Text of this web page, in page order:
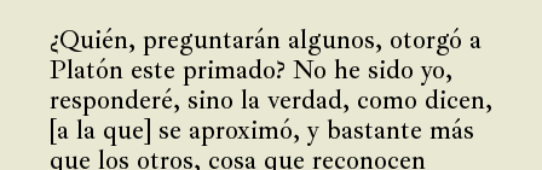
¿Quién, preguntarán algunos, otorgó a
Platón este primado? No he sido yo,
responderé, sino la verdad, como dicen,
[a la que] se aproximó, y bastante más
que los otros, cosa que reconocen